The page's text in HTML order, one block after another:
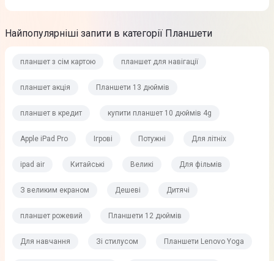
Найпопулярніші запити в категорії Планшети
планшет з сім картою планшет для навігації
планшет акція Планшети 13 дюймів
планшет в кредит купити планшет 10 дюймів 4g
Apple iPad Pro Ігрові Потужні Для літніх
ipad air Китайські Великі Для фільмів
З великим екраном Дешеві Дитячі
планшет рожевий Планшети 12 дюймів
Для навчання Зі стилусом Планшети Lenovo Yoga